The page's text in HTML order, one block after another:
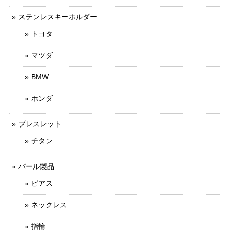
ステンレスキーホルダー
トヨタ
マツダ
BMW
ホンダ
ブレスレット
チタン
パール製品
ピアス
ネックレス
指輪